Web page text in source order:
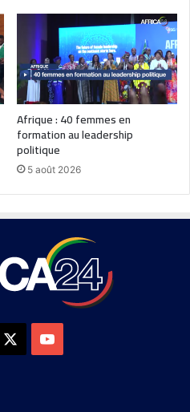
Afrique : 40 femmes en
formation au leadership
politique
5 août 2026